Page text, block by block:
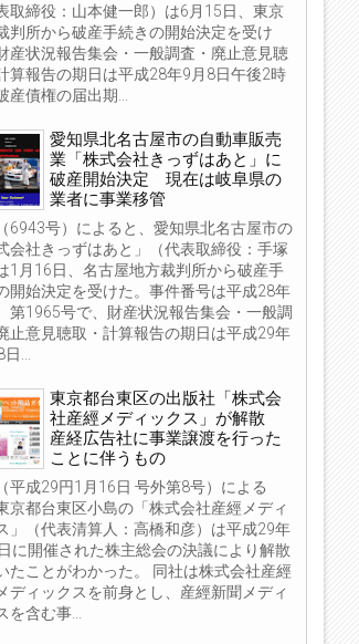
取締役：山本健一郎）は6月15日、東京
判所から破産手続きの開始決定を受け
産状況報告集会・一般調査・廃止意見聴
算報告の期日は平成28年9月8日午後2時
産債権の届出期...
愛知県北名古屋市の自動車販売
業「株式会社きっずはあと」に
破産開始決定 現在は岐阜県の
業者に事業移管
6943号）によると、愛知県北名古屋市の
会社きっずはあと」（代表取締役：手塚
1月16日、名古屋地方裁判所から破産手
開始決定を受けた。事件番号は平成28年
第1965号で、財産状況報告集会・一般調
止意見聴取・計算報告の期日は平成29年
...
東京都台東区の出版社「株式会
社産經メディックス」が解散
産経広告社に事業譲渡を行った
ことに伴うもの
平成29円1月16日 号外第8号）による
京都台東区小島の「株式会社産經メディ
」（代表清算人：高橋和彦）は平成29年
に開催された株主総会の決議により解散
たことがわかった。 同社は株式会社産經
ディックスを前身とし、産經新聞メディ
を含む事...